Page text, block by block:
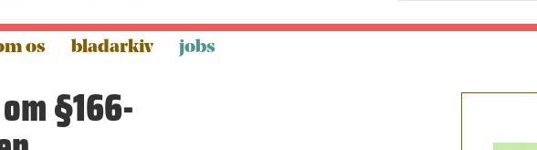
os bladarkiv jobs
§166-